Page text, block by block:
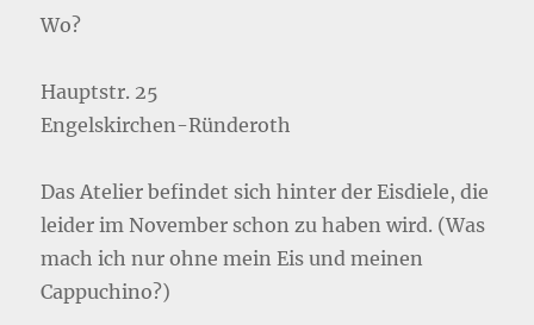
Wo?
Hauptstr. 25
Engelskirchen-Ründeroth
Das Atelier befindet sich hinter der Eisdiele, die
leider im November schon zu haben wird. (Was
mach ich nur ohne mein Eis und meinen
Cappuchino?)